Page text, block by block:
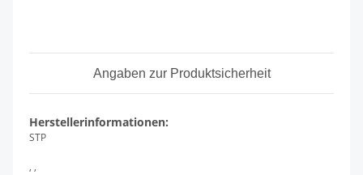
Angaben zur Produktsicherheit
Herstellerinformationen:
STP
, ,